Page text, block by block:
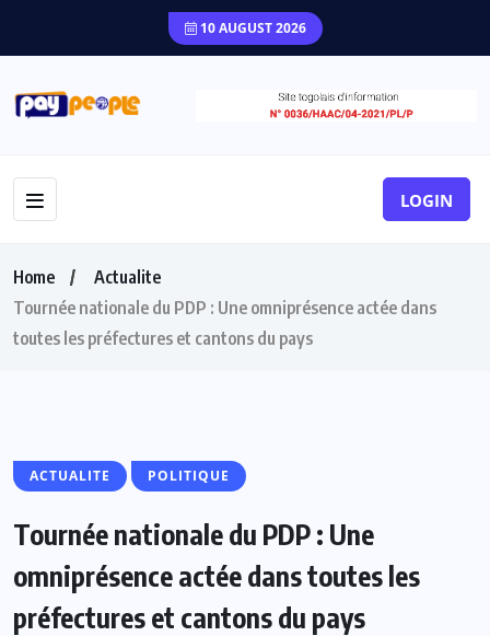
10 AUGUST 2026
LOGIN
Home
Actualite
Tournée nationale du PDP : Une omniprésence actée dans
toutes les préfectures et cantons du pays
ACTUALITE POLITIQUE
Tournée nationale du PDP : Une
omniprésence actée dans toutes les
préfectures et cantons du pays